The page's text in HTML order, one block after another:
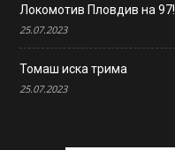
Локомотив Пловдив на 97!
25.07.2023
Томаш иска трима
25.07.2023